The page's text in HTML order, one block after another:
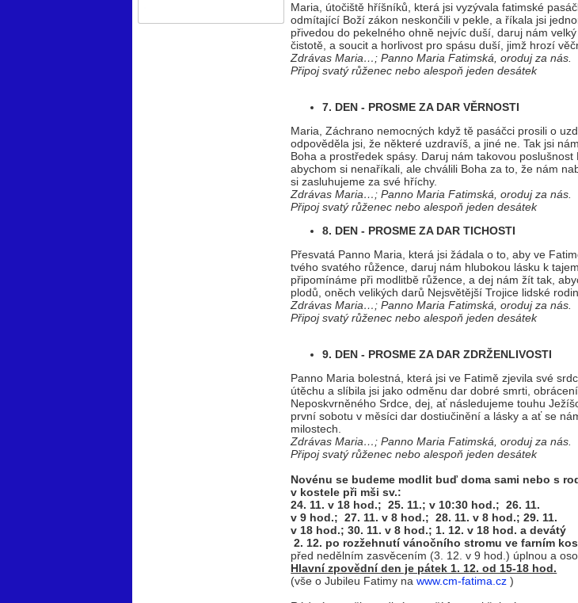
Maria, útočiště hříšníků, která jsi vyzývala fatimské
odmítající Boží zákon neskončili v pekle, a říkala jsi
přivedou do pekelného ohně nejvíc duší, daruj nám
čistotě, a soucit a horlivost pro spásu duší, jimž hrozí
Zdrávas Maria…; Panno Maria Fatimská, oroduj za nás.
Připoj svatý růženec nebo alespoň jeden desátek
7. DEN - PROSME ZA DAR VĚRNOSTI
Maria, Záchrano nemocných když tě pasáčci prosili o
odpověděla jsi, že některé uzdravíš, a jiné ne. Tak jsi
Boha a prostředek spásy. Daruj nám takovou poslušnost
abychom si nenaříkali, ale chválili Boha za to, že nám
si zasluhujeme za své hříchy.
Zdrávas Maria…; Panno Maria Fatimská, oroduj za nás.
Připoj svatý růženec nebo alespoň jeden desátek
8. DEN - PROSME ZA DAR TICHOSTI
Přesvatá Panno Maria, která jsi žádala o to, aby ve
tvého svatého růžence, daruj nám hlubokou lásku k
připomínáme při modlitbě růžence, a dej nám žít tak,
plodů, oněch velikých darů Nejsvětější Trojice lidské
Zdrávas Maria…; Panno Maria Fatimská, oroduj za nás.
Připoj svatý růženec nebo alespoň jeden desátek
9. DEN - PROSME ZA DAR ZDRŽENLIVOSTI
Panno Maria bolestná, která jsi ve Fatimě zjevila své
útěchu a slíbila jsi jako odměnu dar dobré smrti,
Neposkvrněného Srdce, dej, ať následujeme touhu
první sobotu v měsíci dar dostiučinění a lásky a ať se
milostech.
Zdrávas Maria…; Panno Maria Fatimská, oroduj za nás.
Připoj svatý růženec nebo alespoň jeden desátek
Novénu se budeme modlit buď doma sami nebo s
v kostele při mši sv.:
24. 11. v 18 hod.; 25. 11.; v 10:30 hod.; 26. 11.
v 9 hod.; 27. 11. v 8 hod.; 28. 11. v 8 hod.; 29. 11.
v 18 hod.; 30. 11. v 8 hod.; 1. 12. v 18 hod. a devátý
2. 12. po rozžehnutí vánočního stromu ve farním
před nedělním zasvěcením (3. 12. v 9 hod.) úplnou a
Hlavní zpovědní den je pátek 1. 12. od 15-18 hod.
(vše o Jubileu Fatimy nawww.cm-fatima.cz )